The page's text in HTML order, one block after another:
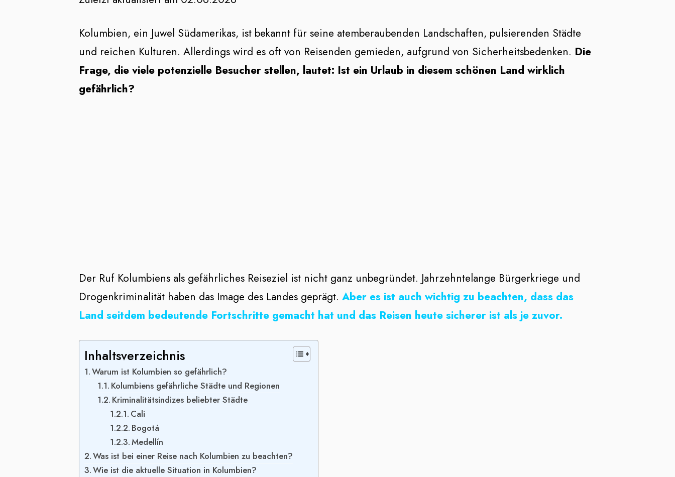
Kolumbien, ein Juwel Südamerikas, ist bekannt für seine atemberaubenden Landschaften, pulsierenden Städte
und reichen Kulturen. Allerdings wird es oft von Reisenden gemieden, aufgrund von Sicherheitsbedenken. Die
Frage, die viele potenzielle Besucher stellen, lautet: Ist ein Urlaub in diesem schönen Land wirklich
gefährlich?
Der Ruf Kolumbiens als gefährliches Reiseziel ist nicht ganz unbegründet. Jahrzehntelange Bürgerkriege und
Drogenkriminalität haben das Image des Landes geprägt. Aber es ist auch wichtig zu beachten, dass das
Land seitdem bedeutende Fortschritte gemacht hat und das Reisen heute sicherer ist als je zuvor.
Inhaltsverzeichnis
Warum ist Kolumbien so gefährlich?
Kolumbiens gefährliche Städte und Regionen
Kriminalitätsindizes beliebter Städte
Cali
Bogotá
Medellín
Was ist bei einer Reise nach Kolumbien zu beachten?
Wie ist die aktuelle Situation in Kolumbien?